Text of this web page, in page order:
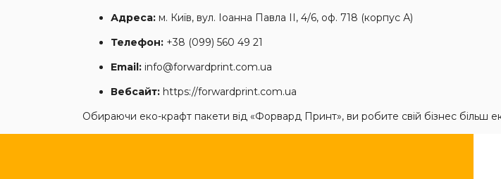
Адреса: м. Київ, вул. Іоанна Павла II, 4/6, оф. 718 (корпус А)
Телефон: +38 (099) 560 49 21
Email: info@forwardprint.com.ua
Вебсайт: https://forwardprint.com.ua
Обираючи еко-крафт пакети від «Форвард Принт», ви робите свій бізнес більш